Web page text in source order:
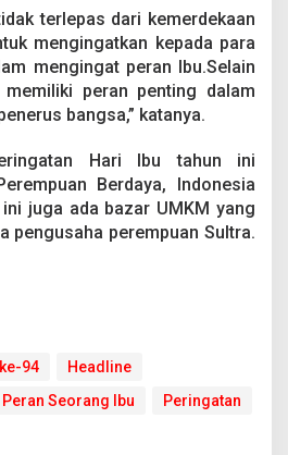
terlepas dari kemerdekaan
mengingatkan kepada para
mengingat peran Ibu.Selain
peran penting dalam
bangsa,” katanya.
Hari Ibu tahun ini
Berdaya, Indonesia
juga ada bazar UMKM yang
pengusaha perempuan Sultra.
94
Headline
Peran Seorang Ibu
Peringatan